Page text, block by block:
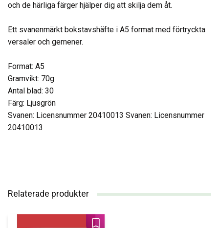
och de härliga färger hjälper dig att skilja dem åt.
Ett svanenmärkt bokstavshäfte i A5 format med förtryckta
versaler och gemener.
Format: A5
Gramvikt: 70g
Antal blad: 30
Färg: Ljusgrön
Svanen: Licensnummer 20410013 Svanen: Licensnummer
20410013
Relaterade produkter